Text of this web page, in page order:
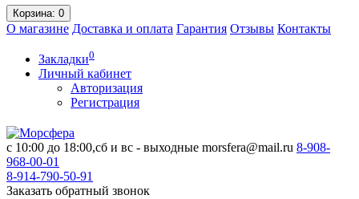
Корзина: 0
О магазине Доставка и оплата Гарантия Отзывы Контакты
Закладки0
Личный кабинет
Авторизация
Регистрация
с 10:00 до 18:00,сб и вс - выходные morsfera@mail.ru 8-908-
968-00-01
8-914-790-50-91
Заказать обратный звонок